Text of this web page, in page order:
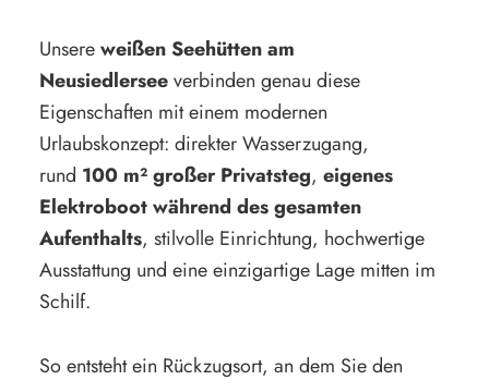
Unsereweißen Seehütten am
Neusiedlerseeverbinden genau diese
Eigenschaften mit einem modernen
Urlaubskonzept: direkter Wasserzugang,
rund 100 m² großer Privatsteg, eigenes
Elektroboot während des gesamten
Aufenthalts, stilvolle Einrichtung, hochwertige
Ausstattung und eine einzigartige Lage mitten im
Schilf.
So entsteht ein Rückzugsort, an dem Sie den